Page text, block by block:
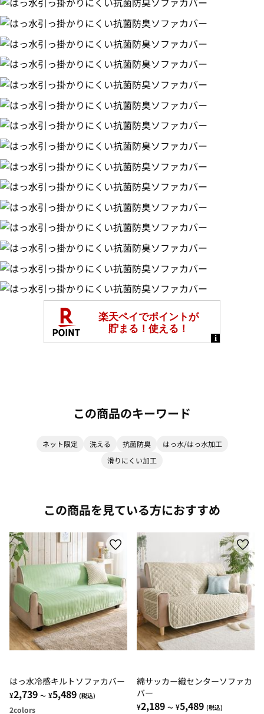
この商品のキーワード
ネット限定 洗える 抗菌防臭
はっ水/はっ水加工
滑りにくい加工
この商品を見ている方におすすめ
はっ水冷感キルトソファカバー
¥2,739 ～ ¥5,489 (税込)
2colors
綿サッカー織センターソファカ
バー
¥2,189 ～ ¥5,489 (税込)